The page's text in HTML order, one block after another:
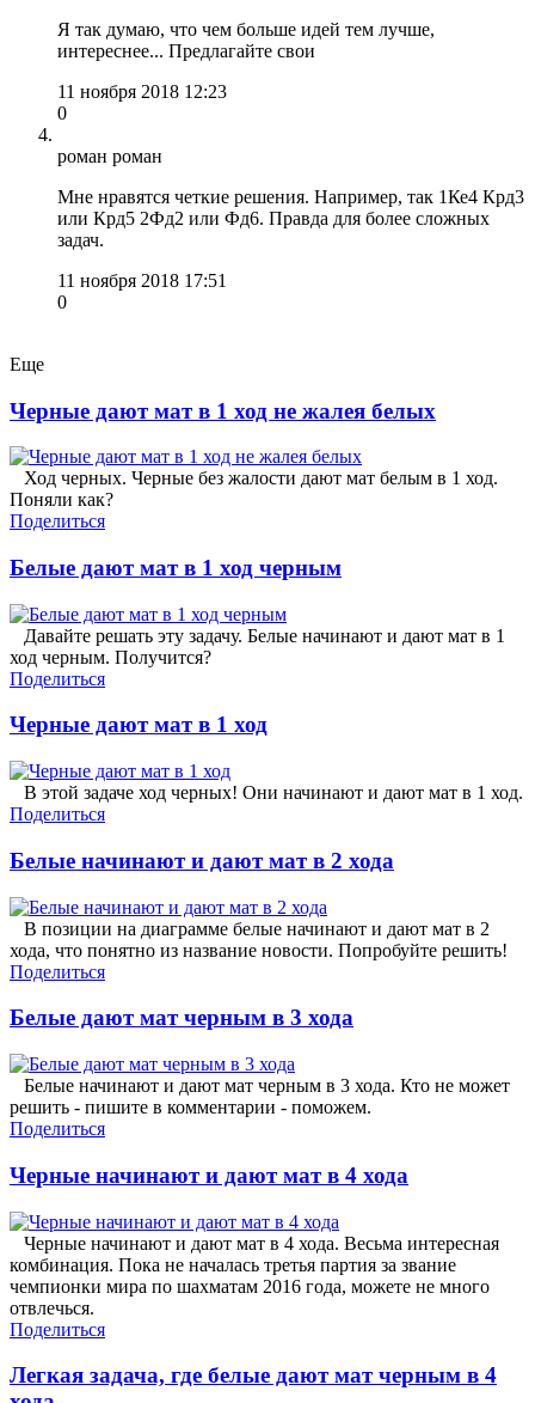
Я так думаю, что чем больше идей тем лучше,
интереснее... Предлагайте свои
11 ноября 2018 12:23
0
роман роман
Мне нравятся четкие решения. Например, так 1Ке4 Крд3
или Крд5 2Фд2 или Фд6. Правда для более сложных
задач.
11 ноября 2018 17:51
0
Еще
Черные дают мат в 1 ход не жалея белых
Ход черных. Черные без жалости дают мат белым в 1 ход.
Поняли как?
Поделиться
Белые дают мат в 1 ход черным
Давайте решать эту задачу. Белые начинают и дают мат в 1
ход черным. Получится?
Поделиться
Черные дают мат в 1 ход
В этой задаче ход черных! Они начинают и дают мат в 1 ход.
Поделиться
Белые начинают и дают мат в 2 хода
В позиции на диаграмме белые начинают и дают мат в 2
хода, что понятно из название новости. Попробуйте решить!
Поделиться
Белые дают мат черным в 3 хода
Белые начинают и дают мат черным в 3 хода. Кто не может
решить - пишите в комментарии - поможем.
Поделиться
Черные начинают и дают мат в 4 хода
Черные начинают и дают мат в 4 хода. Весьма интересная
комбинация. Пока не началась третья партия за звание
чемпионки мира по шахматам 2016 года, можете не много
отвлечься.
Поделиться
Легкая задача, где белые дают мат черным в 4